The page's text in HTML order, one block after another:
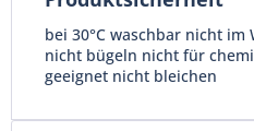
bei 30°C waschbar nicht
nicht bügeln nicht für
geeignet nicht bleichen